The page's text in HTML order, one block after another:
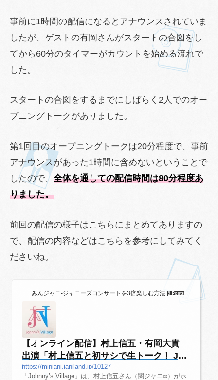
事前に1時間の配信になるとアナウンスされていま
したが、ゲストの有岡さんがスタートの合図をし
てから60分のタイマーがカウントを始める流れで
した。
スタートの合図をするまでにしばらく2人でのオー
プニングトークがありました。
第1回目のオープニングトークは20分程度で、事前
アナウンスがあった1時間に含めないということで
したので、 全体を通しての配信時間は80分程度あ
りました。
前回の配信の様子はこちらにまとめてありますの
で、配信の内容などはこちらを参考にしてみてく
ださいね。
みんジャニ-ジャニーズコンサートを3倍楽しむ方法 9 Posts
【オンライン配信】村上信五・有岡大貴
出演「村上信五と初サシで生トーク！ Joh
nn...
https://minjani.janiland.jp/10127
「Johnny’s Village」は、村上信五さん（関ジャニ∞）がホ